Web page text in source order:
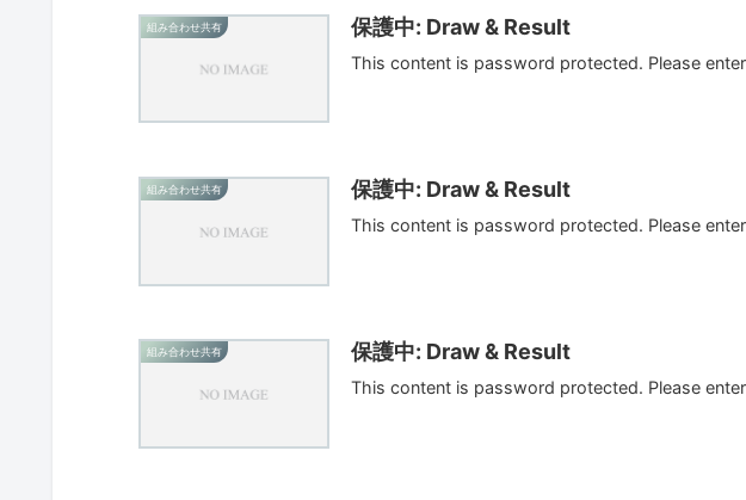
組み合わせ共有 保護中: Draw & Result
This content is password protected. Please
組み合わせ共有 保護中: Draw & Result
This content is password protected. Please
組み合わせ共有 保護中: Draw & Result
This content is password protected. Please